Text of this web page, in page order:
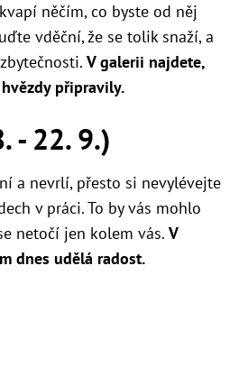
něčím, co byste od něj
vděční, že se tolik snaží, a
V galerii najdete,
připravily.
- 22. 9.)
a nevrlí, přesto si nevylévejte
v práci. To by vás mohlo
netočí jen kolem vás. V
dnes udělá radost.